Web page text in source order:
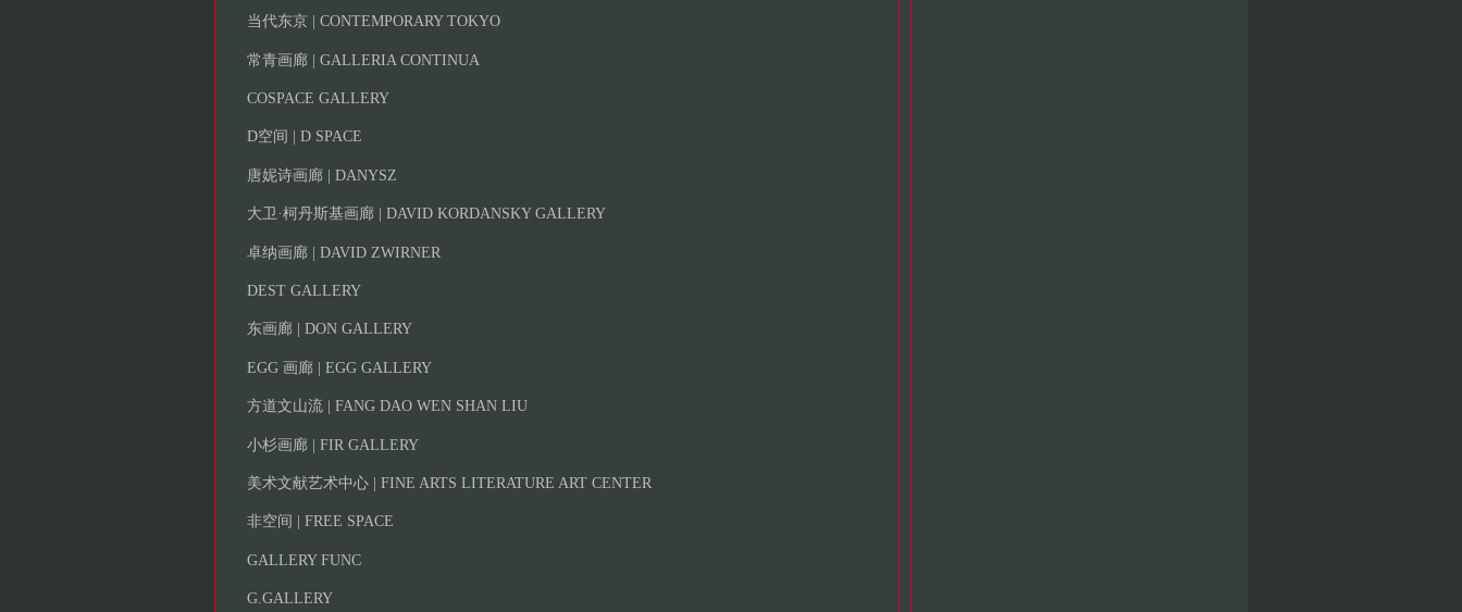
当代东京 | CONTEMPORARY TOKYO
常青画廊 | GALLERIA CONTINUA
COSPACE GALLERY
D空间 | D SPACE
唐妮诗画廊 | DANYSZ
大卫·柯丹斯基画廊 | DAVID KORDANSKY GALLERY
卓纳画廊 | DAVID ZWIRNER
DEST GALLERY
东画廊 | DON GALLERY
EGG 画廊 | EGG GALLERY
方道文山流 | FANG DAO WEN SHAN LIU
小杉画廊 | FIR GALLERY
美术文献艺术中心 | FINE ARTS LITERATURE ART CENTER
非空间 | FREE SPACE
GALLERY FUNC
G.GALLERY